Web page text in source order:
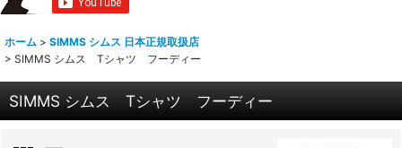
ホーム > SIMMS シムス 日本正規取扱店
> SIMMS シムス Tシャツ フーディー
SIMMS シムス Tシャツ フーディー